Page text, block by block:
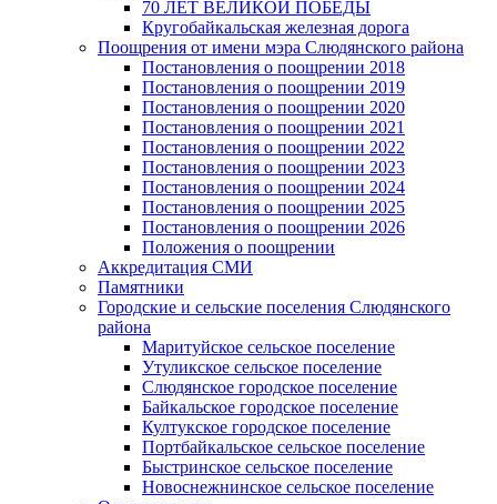
70 ЛЕТ ВЕЛИКОЙ ПОБЕДЫ
Кругобайкальская железная дорога
Поощрения от имени мэра Слюдянского района
Постановления о поощрении 2018
Постановления о поощрении 2019
Постановления о поощрении 2020
Постановления о поощрении 2021
Постановления о поощрении 2022
Постановления о поощрении 2023
Постановления о поощрении 2024
Постановления о поощрении 2025
Постановления о поощрении 2026
Положения о поощрении
Аккредитация СМИ
Памятники
Городские и сельские поселения Слюдянского
района
Маритуйское сельское поселение
Утуликское сельское поселение
Слюдянское городское поселение
Байкальское городское поселение
Култукское городское поселение
Портбайкальское сельское поселение
Быстринское сельское поселение
Новоснежнинское сельское поселение